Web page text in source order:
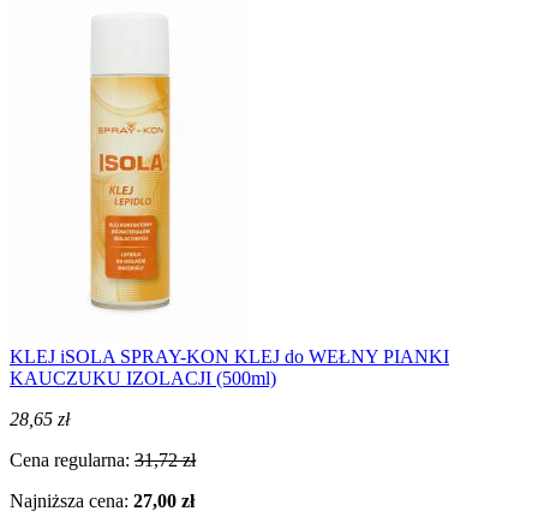
KLEJ iSOLA SPRAY-KON KLEJ do WEŁNY PIANKI
KAUCZUKU IZOLACJI (500ml)
28,65 zł
Cena regularna: 31,72 zł
Najniższa cena: 27,00 zł